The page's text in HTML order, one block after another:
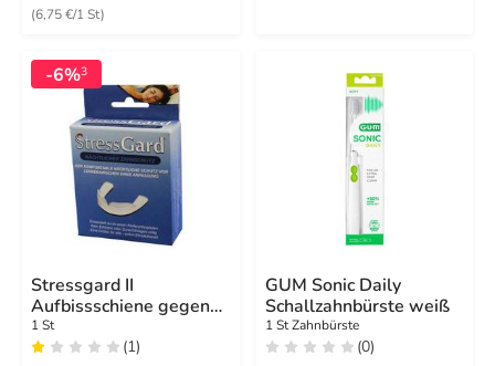
(6,75 €/1 St)
-6%3
Stressgard II
Aufbissschiene gegen
Bruxismus
1 St
(1)
GUM Sonic Daily
Schallzahnbürste weiß
1 St Zahnbürste
(0)